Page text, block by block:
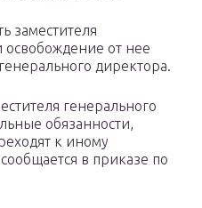
заместителя
освобождение от нее
директора.
генерального
обязанности,
к иному
в приказе по